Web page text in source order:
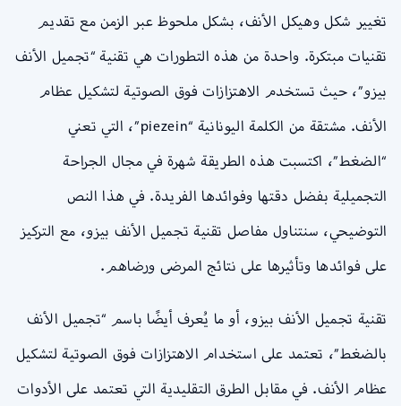
تغيير شكل وهيكل الأنف، بشكل ملحوظ عبر الزمن مع تقديم
تقنيات مبتكرة. واحدة من هذه التطورات هي تقنية “تجميل الأنف
بيزو”، حيث تستخدم الاهتزازات فوق الصوتية لتشكيل عظام
الأنف. مشتقة من الكلمة اليونانية “piezein”، التي تعني
“الضغط”، اكتسبت هذه الطريقة شهرة في مجال الجراحة
التجميلية بفضل دقتها وفوائدها الفريدة. في هذا النص
التوضيحي، سنتناول مفاصل تقنية تجميل الأنف بيزو، مع التركيز
على فوائدها وتأثيرها على نتائج المرضى ورضاهم.
تقنية تجميل الأنف بيزو، أو ما يُعرف أيضًا باسم “تجميل الأنف
بالضغط”، تعتمد على استخدام الاهتزازات فوق الصوتية لتشكيل
عظام الأنف. في مقابل الطرق التقليدية التي تعتمد على الأدوات